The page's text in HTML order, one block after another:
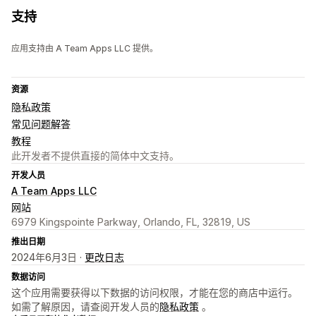
支持
应用支持由 A Team Apps LLC 提供。
资源
隐私政策
常见问题解答
教程
此开发者不提供直接的简体中文支持。
开发人员
A Team Apps LLC
网站
6979 Kingspointe Parkway, Orlando, FL, 32819, US
推出日期
2024年6月3日 · 更改日志
数据访问
这个应用需要获得以下数据的访问权限，才能在您的商店中运行。
如需了解原因，请查阅开发人员的隐私政策 。